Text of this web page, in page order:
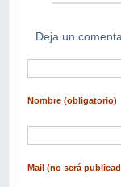
Deja un
Nombre (obligatorio)
Mail (no será